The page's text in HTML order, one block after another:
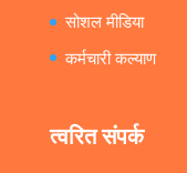
सोशल मीडिया
कर्मचारी कल्याण
त्वरित संपर्क